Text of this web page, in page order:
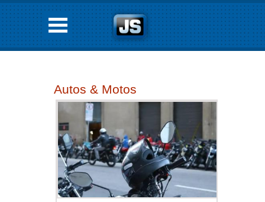
Autos & Motos